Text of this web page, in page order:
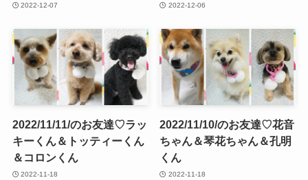
2022-12-07 2022-12-06
2022/11/11/のお友達♡ラッ
キーくん＆トッティーくん
＆コロンくん
2022-11-18
2022/11/10/のお友達♡花音
ちゃん＆琴花ちゃん＆孔明
くん
2022-11-18